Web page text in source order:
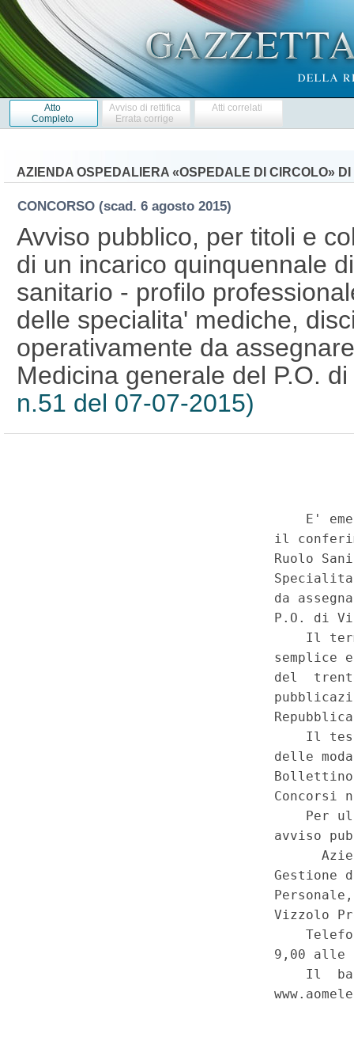
Atto
Completo
Avviso di rettifica
Errata corrige
Atti correlati
AZIENDA OSPEDALIERA «OSPEDALE DI CIRCOLO»
CONCORSO (scad. 6 agosto 2015)
Avviso pubblico, per titoli e
di un incarico quinquennale
sanitario - profilo
delle specialita' mediche,
operativamente da
Medicina generale del P.O.
n.51 del 07-07-2015)